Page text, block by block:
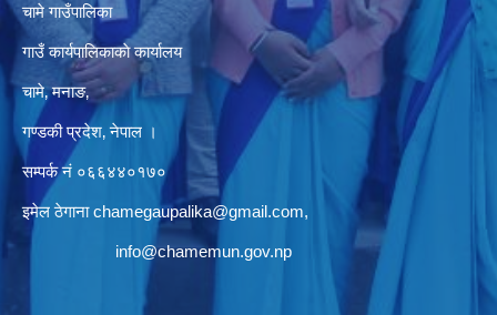
चामे गाउँपालिका
गाउँ कार्यपालिकाकाे कार्यालय
चामे‚ मनाङ‚
गण्डकी प्रदेश‚ नेपाल ।
सम्पर्क न‌ं‍ ०६६४४०१७०
इमेल ठेगानाchamegaupalika@gmail.com,
info@chamemun.gov.np